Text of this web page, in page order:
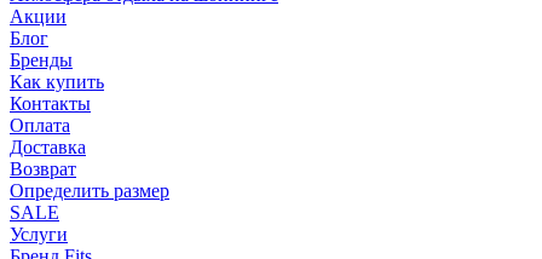
Акции
Блог
Бренды
Как купить
Контакты
Оплата
Доставка
Возврат
Определить размер
SALE
Услуги